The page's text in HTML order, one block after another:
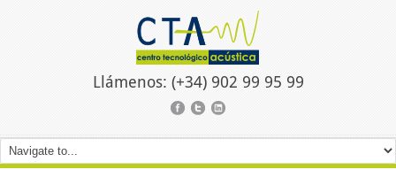
Llámenos: (+34) 902 99 95 99